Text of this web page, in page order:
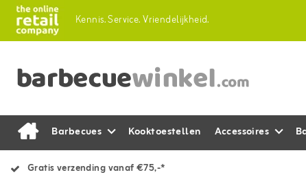
Kennis.Service.Vriendelijkheid.
Barbecues Kooktoestellen Accessoires
Gratis verzending vanaf €75,-*